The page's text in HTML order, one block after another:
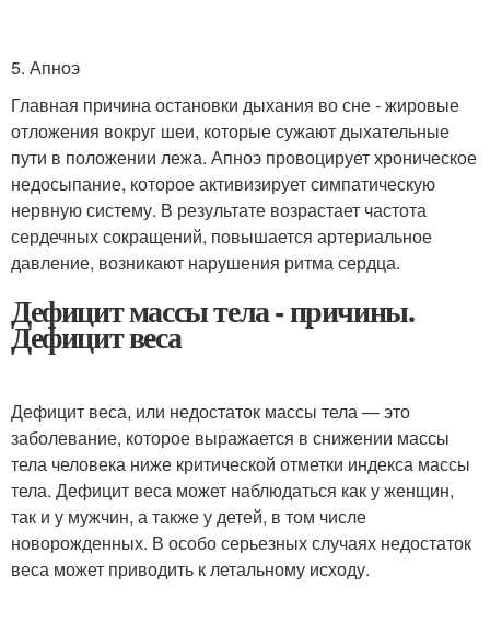
5. Апноэ
Главная причина остановки дыхания во сне - жировые
отложения вокруг шеи, которые сужают дыхательные
пути в положении лежа. Апноэ провоцирует хроническое
недосыпание, которое активизирует симпатическую
нервную систему. В результате возрастает частота
сердечных сокращений, повышается артериальное
давление, возникают нарушения ритма сердца.
Дефицит массы тела - причины.
Дефицит веса
Дефицит веса, или недостаток массы тела — это
заболевание, которое выражается в снижении массы
тела человека ниже критической отметки индекса массы
тела. Дефицит веса может наблюдаться как у женщин,
так и у мужчин, а также у детей, в том числе
новорожденных. В особо серьезных случаях недостаток
веса может приводить к летальному исходу.